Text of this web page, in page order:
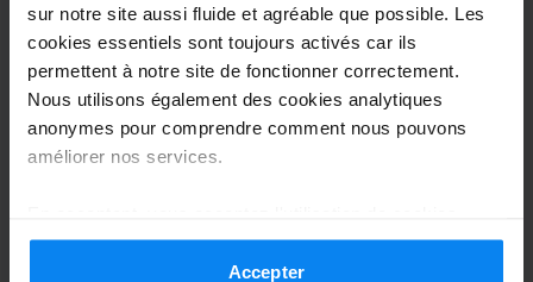
sur notre site aussi fluide et agréable que possible. Les
cookies essentiels sont toujours activés car ils
permettent à notre site de fonctionner correctement.
Nous utilisons également des cookies analytiques
anonymes pour comprendre comment nous pouvons
améliorer nos services.
conformément aux règles en vigueur dans votre pays,
mais vous pouvez modifier vos paramètres à tout
Accepter
Navette extérieure 14 juin 2026
Gwenaël Lodevis